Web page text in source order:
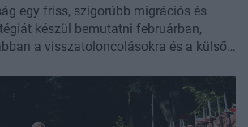
egy friss, szigorúbb migrációs és
készül bemutatni februárban,
a visszatoloncolásokra és a külső
hat fő prioritást tartalmaz, köztük a
erősítését, a határok szigorúbb
egy egységes és rugalmas